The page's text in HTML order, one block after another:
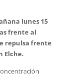
lunes 15
frente al
repulsa frente
Elche.